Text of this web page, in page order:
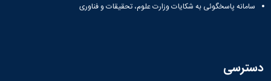
پژوهشی
معاونت
سامانه پاسخگوئی به شکایات وزارت علوم، تحقیقات و فناوری
دسترسی